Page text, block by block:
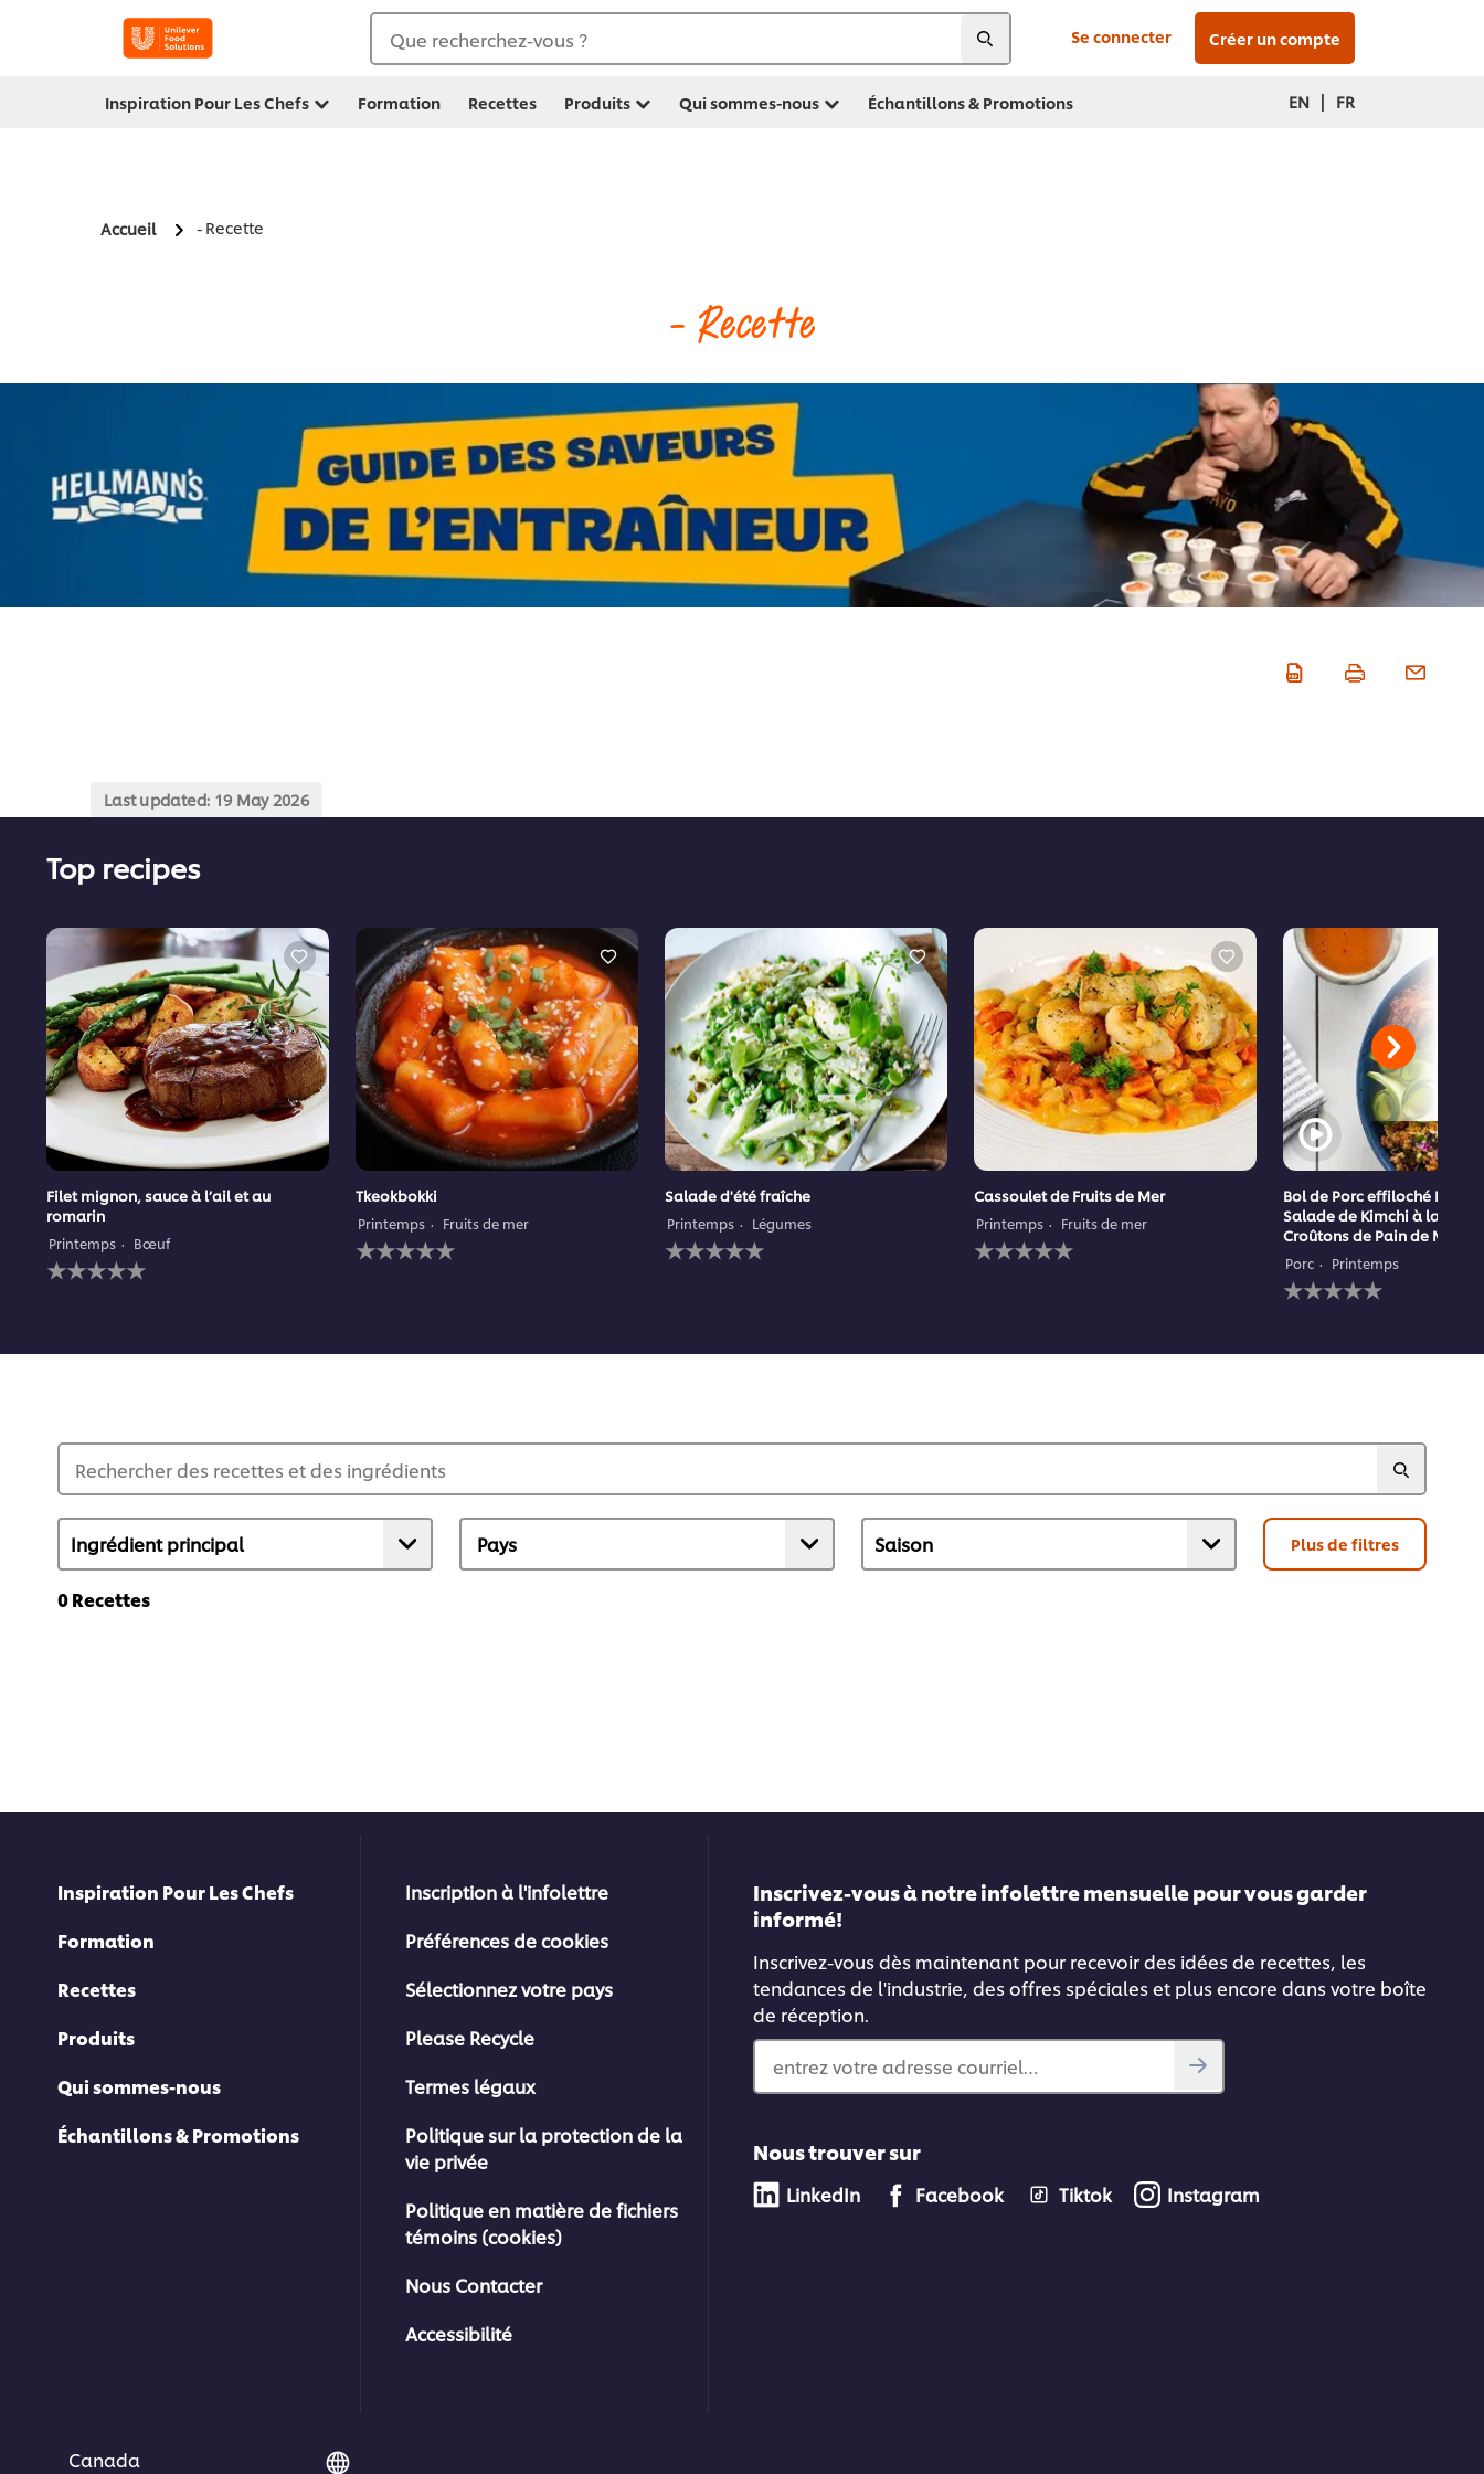
Que recherchez-vous ? Se connecter Créer un compte
Inspiration Pour Les Chefs Formation Recettes Produits Qui sommes-nous Échantillons & Promotions EN | FR
Accueil - Recette
- Recette
Last updated: 19 May 2026
Top recipes
Filet mignon, sauce à l’ail et au
romarin
Printemps Bœuf
Aucune
évaluation
recipe
Tkeokbokki
Printemps Fruits de mer
Aucune
évaluation
Salade d'été fraîche
Printemps Légumes
Aucune
évaluation
Cassoulet de Fruits de Mer
Printemps Fruits de mer
Aucune
évaluation
Bol de Porc effiloché BBQ
Salade de Kimchi à la
Croûtons de Pain de Maïs
Porc Printemps
Aucune
évaluation
ce
Plus de filtres
0Recettes
Inspiration Pour Les Chefs
Formation
Recettes
Produits
Qui sommes-nous
Échantillons & Promotions
Inscription à l'infolettre
Préférences de cookies
Sélectionnez votre pays
Please Recycle
Termes légaux
Politique sur la protection de la
vie privée
Politique en matière de fichiers
témoins (cookies)
Nous Contacter
Accessibilité
Inscrivez-vous à notre infolettre mensuelle pour vous garder
informé!
Inscrivez-vous dès maintenant pour recevoir des idées de recettes, les
tendances de l'industrie, des offres spéciales et plus encore dans votre boîte
de réception.
entrez votre adresse courriel…
Nous trouver sur
LinkedIn Facebook Tiktok Instagram
Canada